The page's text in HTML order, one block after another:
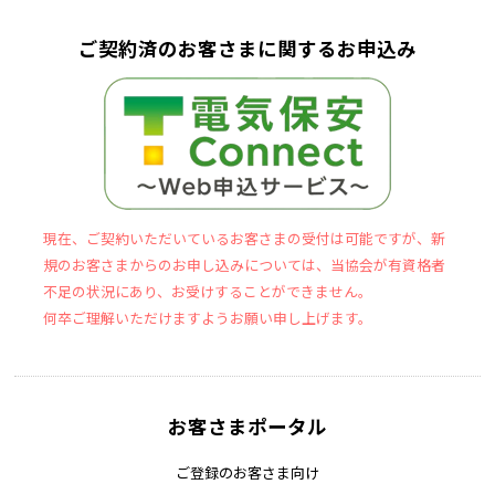
ご契約済のお客さまに関するお申込み
現在、ご契約いただいているお客さまの受付は可能ですが、新
規のお客さまからのお申し込みについては、当協会が有資格者
不足の状況にあり、お受けすることができません。
何卒ご理解いただけますようお願い申し上げます。
お客さまポータル
ご登録のお客さま向け